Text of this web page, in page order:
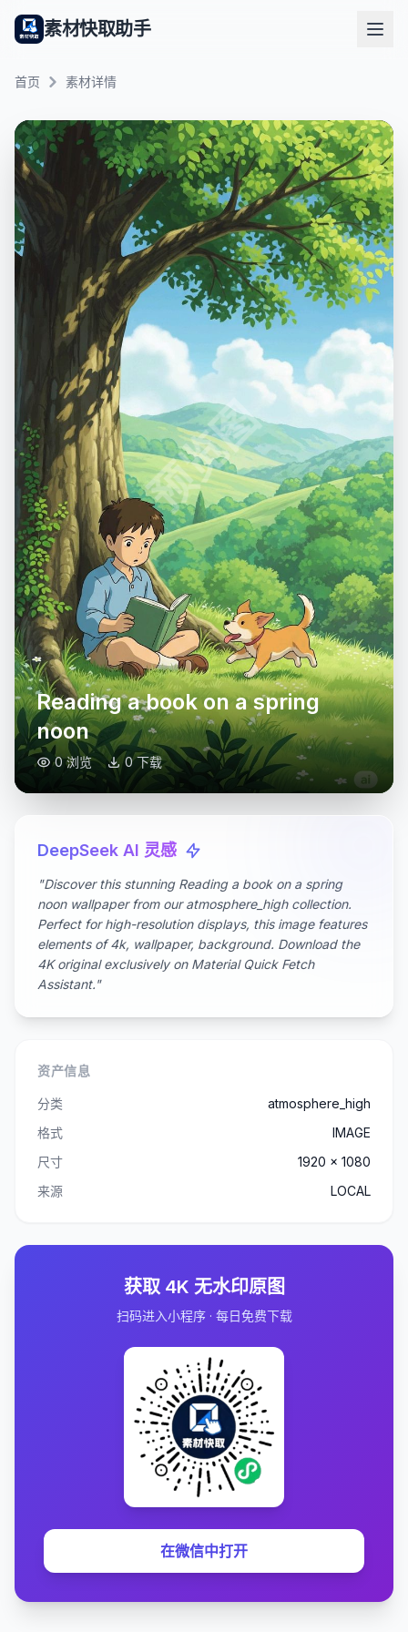
素材快取助手
首页 素材详情
预览图
Reading a book on a spring
noon
0 浏览 0 下载
DeepSeek AI 灵感
"Discover this stunning Reading a book on a spring
noon wallpaper from our atmosphere_high collection.
Perfect for high-resolution displays, this image features
elements of 4k, wallpaper, background. Download the
4K original exclusively on Material Quick Fetch
Assistant."
资产信息
分类
atmosphere_high
格式
IMAGE
尺寸
1920 x 1080
来源
LOCAL
获取 4K 无水印原图
扫码进入小程序 · 每日免费下载
在微信中打开